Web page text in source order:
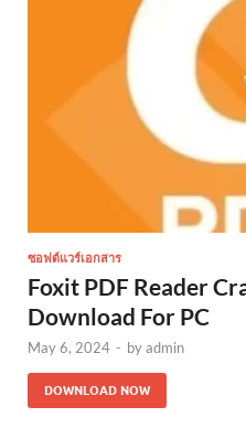
ซอฟต์แวร์เอกสาร
Foxit PDF Reader
Download For PC
May 6, 2024 - byadmin
DOWNLOAD NOW